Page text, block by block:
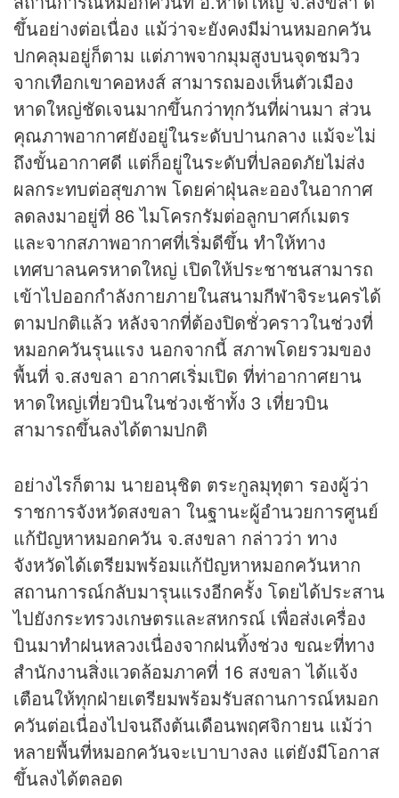
ขึ้นอย่างต่อเนื่อง แม้ว่าจะยังคงมีม่านหมอกควัน
ปกคลุมอยู่ก็ตาม แต่ภาพจากมุมสูงบนจุดชมวิว
จากเทือกเขาคอหงส์ สามารถมองเห็นตัวเมือง
หาดใหญ่ชัดเจนมากขึ้นกว่าทุกวันที่ผ่านมา ส่วน
คุณภาพอากาศยังอยู่ในระดับปานกลาง แม้จะไม่
ถึงขั้นอากาศดี แต่ก็อยู่ในระดับที่ปลอดภัยไม่ส่ง
ผลกระทบต่อสุขภาพ โดยค่าฝุ่นละอองในอากาศ
ลดลงมาอยู่ที่ 86 ไมโครกรัมต่อลูกบาศก์เมตร
และจากสภาพอากาศที่เริ่มดีขึ้น ทำให้ทาง
เทศบาลนครหาดใหญ่ เปิดให้ประชาชนสามารถ
เข้าไปออกกำลังกายภายในสนามกีฬาจิระนครได้
ตามปกติแล้ว หลังจากที่ต้องปิดชั่วคราวในช่วงที่
หมอกควันรุนแรง นอกจากนี้ สภาพโดยรวมของ
พื้นที่ จ.สงขลา อากาศเริ่มเปิด ที่ท่าอากาศยาน
หาดใหญ่เที่ยวบินในช่วงเช้าทั้ง 3 เที่ยวบิน
สามารถขึ้นลงได้ตามปกติ
อย่างไรก็ตาม นายอนุชิต ตระกูลมุทุตา รองผู้ว่า
ราชการจังหวัดสงขลา ในฐานะผู้อำนวยการศูนย์
แก้ปัญหาหมอกควัน จ.สงขลา กล่าวว่า ทาง
จังหวัดได้เตรียมพร้อมแก้ปัญหาหมอกควันหาก
สถานการณ์กลับมารุนแรงอีกครั้ง โดยได้ประสาน
ไปยังกระทรวงเกษตรและสหกรณ์ เพื่อส่งเครื่อง
บินมาทำฝนหลวงเนื่องจากฝนทิ้งช่วง ขณะที่ทาง
สำนักงานสิ่งแวดล้อมภาคที่ 16 สงขลา ได้แจ้ง
เตือนให้ทุกฝ่ายเตรียมพร้อมรับสถานการณ์หมอก
ควันต่อเนื่องไปจนถึงต้นเดือนพฤศจิกายน แม้ว่า
หลายพื้นที่หมอกควันจะเบาบางลง แต่ยังมีโอกาส
ขึ้นลงได้ตลอด